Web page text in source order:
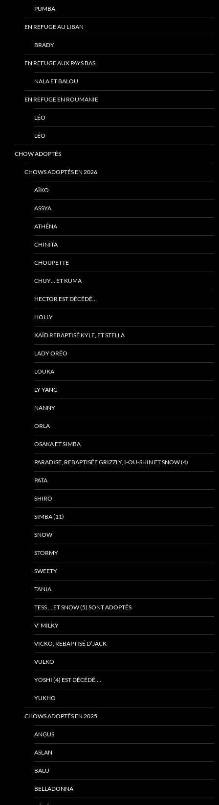
PUMBA
EN REFUGE AU LIBAN
BRADY
EN REFUGE AUX PAYS BAS
NALA ET BALOU
EN REFUGE EN ROUMANIE
LÉO
LÉO
CHOW ADOPTÉS
CHOWS ADOPTÉS EN 2026
AÏKO
ASSYA
ATHÉNA
CHINITA
CHOUPETTE
CHUY… ET KUMA
HECTOR EST DÉCÉDÉ…
HOLLY
KAÏD REBAPTISÉ KYLE, ET STELLA
LADY ORÉO
LOUKA
LY-YANG
NANNY
ORLA
OSAKA ET SIMBA
PARADISE, REBAPTISÉE GRIZZLY, I-OU-SHIN ET SNOW (4)
PATA
SHIRO
SIMBA (11)
SNOW
STORMY
SWEETY
TANIA
TESS … ET SNOW (5) SONT ADOPTÉS
V’ MILKY
VICKO, REBAPTISÉ D’JACK
VULKO
YOSHI (4) EST DÉCÉDÉ….
YUKHO
CHOWS ADOPTÉS EN 2025
ANGUS
ASLAN
BALU
BELLADONNA